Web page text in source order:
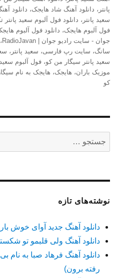
پانتر ، دانلود آهنگ شاد هایجک، دانلود
سعید پانتر ، دانلود فول آلبوم سعید پانتر تکی
فول آلبوم هایجک، دانلود فول آلبوم هایجک
جوان - سایت رادیو جوان | RadioJavan
سانگ، سایت رپ فارسی، سعید پانتر ،
سعید پانتر سیگار من کو،فول آلبوم سعید
موزیک باران، هایجک، هایجک به نام
کو
برای:
نوشته‌های تازه
دانلود آهنگ جدید آوای خوش
دانلود آهنگ ولی قلبمو تو
دانلود آهنگ فرهاد صبا به نام
رفته برون)